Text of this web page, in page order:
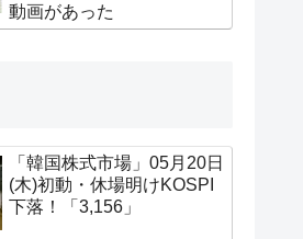
動画があった
「韓国株式市場」05月20日
(木)初動・休場明けKOSPI
下落！「3,156」